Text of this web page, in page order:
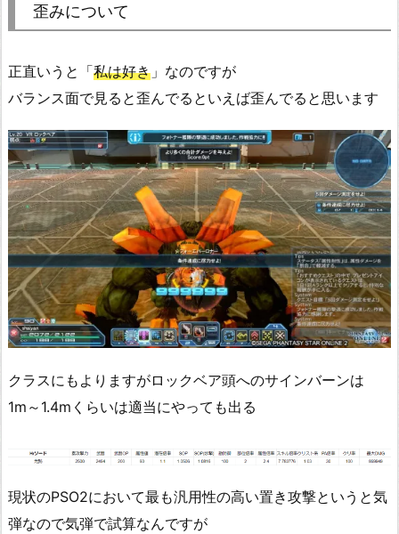
歪みについて
正直いうと「私は好き 」なのですが
バランス面で見ると歪んでるといえば歪んでると思います
クラスにもよりますがロックベア頭へのサインバーンは
1m～1.4mくらいは適当にやっても出る
現状のPSO2において最も汎用性の高い置き攻撃というと気
弾なので気弾で試算なんですが